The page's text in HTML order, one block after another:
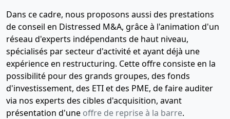
Dans ce cadre, nous proposons aussi des prestations
de conseil en Distressed M&A, grâce à l'animation d'un
réseau d'experts indépendants de haut niveau,
spécialisés par secteur d'activité et ayant déjà une
expérience en restructuring. Cette offre consiste en la
possibilité pour des grands groupes, des fonds
d'investissement, des ETI et des PME, de faire auditer
via nos experts des cibles d'acquisition, avant
présentation d'une offre de reprise à la barre.